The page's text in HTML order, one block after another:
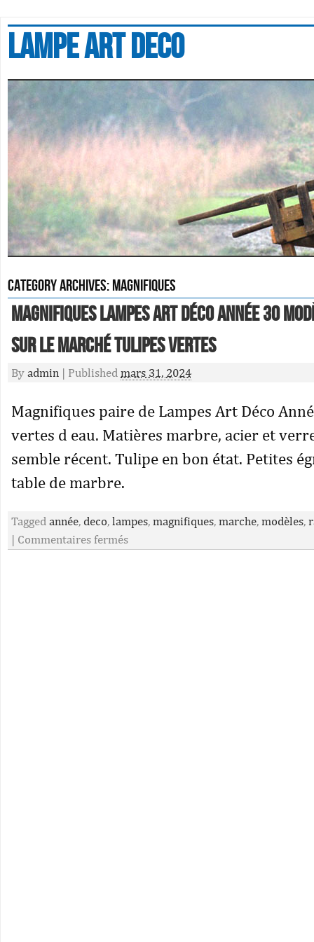
Lampe art deco
Category Archives:magnifiques
Magnifiques Lampes Art Déco Année 30
Sur Le Marché Tulipes Vertes
By admin | Published mars 31, 2024
Magnifiques paire de Lampes Art Déco
vertes d eau. Matières marbre, acier et
semble récent. Tulipe en bon état. Petites
table de marbre.
Tagged année, deco, lampes, magnifiques, marche, modèles,
| Commentaires fermés